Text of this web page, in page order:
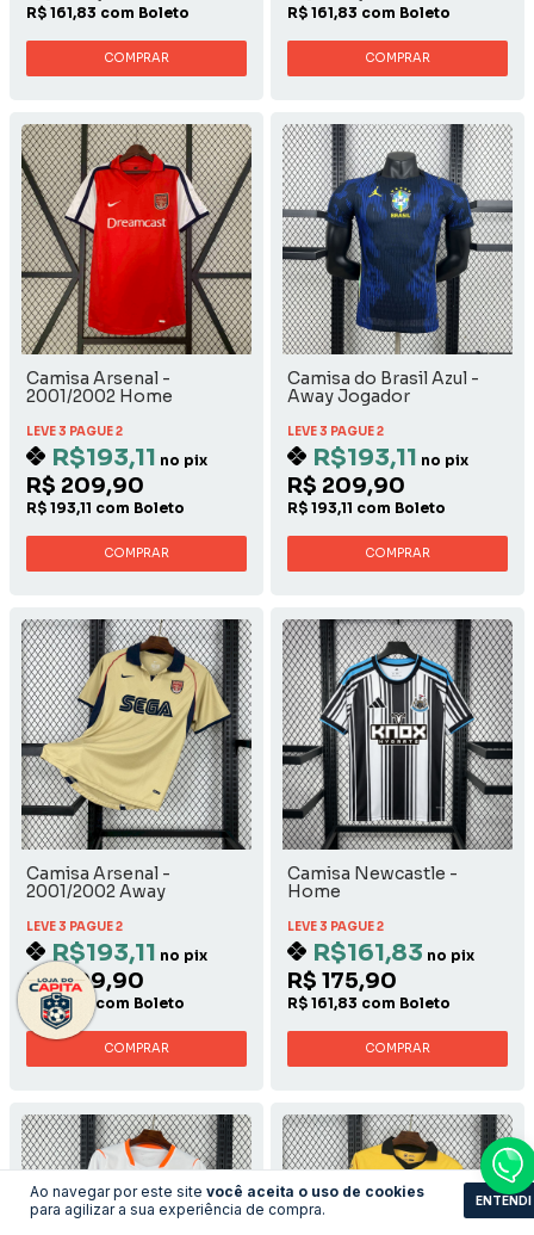
Ao navegar por este site você aceita o uso de cookies
para agilizar a sua experiência de compra.
ENTENDI
R$ 161,83 com Boleto
COMPRAR
R$ 161,83 com Boleto
COMPRAR
Camisa Arsenal -
2001/2002 Home
LEVE 3 PAGUE 2
R$193,11 no pix
R$ 209,90
R$ 193,11 com Boleto
COMPRAR
Camisa do Brasil Azul -
Away Jogador
LEVE 3 PAGUE 2
R$193,11 no pix
R$ 209,90
R$ 193,11 com Boleto
COMPRAR
Camisa Arsenal -
2001/2002 Away
LEVE 3 PAGUE 2
R$193,11 no pix
R$ 209,90
R$ 193,11 com Boleto
COMPRAR
Camisa Newcastle -
Home
LEVE 3 PAGUE 2
R$161,83 no pix
R$ 175,90
R$ 161,83 com Boleto
COMPRAR